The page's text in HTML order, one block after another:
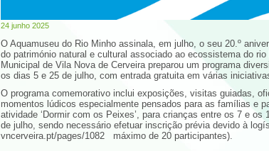
24 junho 2025
O Aquamuseu do Rio Minho assinala, em julho, o seu 20.º
do património natural e cultural associado ao ecossistema do
Municipal de Vila Nova de Cerveira preparou um programa
os dias 5 e 25 de julho, com entrada gratuita em várias
O programa comemorativo inclui exposições, visitas guiadas,
momentos lúdicos especialmente pensados para as famílias e
atividade ‘Dormir com os Peixes’, para crianças entre os 7 e
de julho, sendo necessário efetuar inscrição prévia devido à
vncerveira.pt/pages/1082 máximo de 20 participantes).